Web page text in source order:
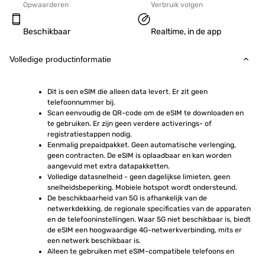
Opwaarderen
Beschikbaar
Verbruik volgen
Realtime, in de app
Volledige productinformatie
Dit is een eSIM die alleen data levert. Er zit geen
telefoonnummer bij.
Scan eenvoudig de QR-code om de eSIM te downloaden en
te gebruiken. Er zijn geen verdere activerings- of
registratiestappen nodig.
Eenmalig prepaidpakket. Geen automatische verlenging,
geen contracten. De eSIM is oplaadbaar en kan worden
aangevuld met extra datapakketten.
Volledige datasnelheid - geen dagelijkse limieten, geen
snelheidsbeperking. Mobiele hotspot wordt ondersteund.
De beschikbaarheid van 5G is afhankelijk van de
netwerkdekking, de regionale specificaties van de apparaten
en de telefooninstellingen. Waar 5G niet beschikbaar is, biedt
de eSIM een hoogwaardige 4G-netwerkverbinding, mits er
een netwerk beschikbaar is.
Alleen te gebruiken met eSIM-compatibele telefoons en